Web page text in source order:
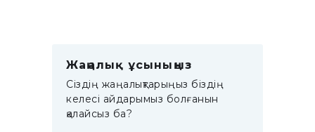
Жаңалық ұсыныңыз
Сіздің жаңалықтарыңыз біздің
келесі айдарымыз болғанын
қалайсыз ба?